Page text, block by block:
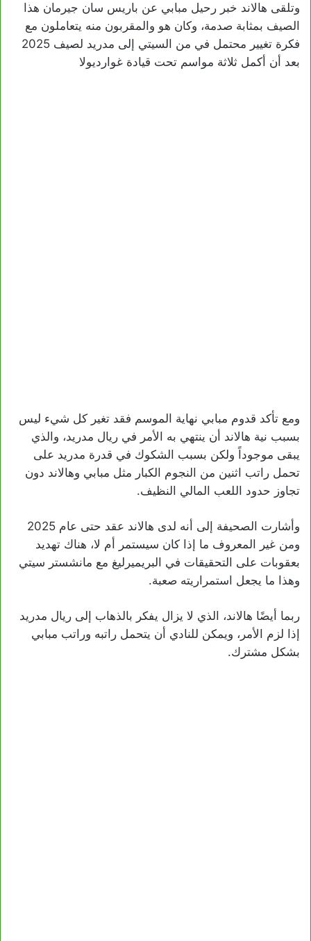
وتلقى هالاند خبر رحيل مبابي عن باريس سان جيرمان هذا
الصيف بمثابة صدمة، وكان هو والمقربون منه يتعاملون مع
فكرة تغيير محتمل في من السيتي إلى مدريد لصيف 2025
بعد أن أكمل ثلاثة مواسم تحت قيادة غوارديولا
ومع تأكد قدوم مبابي نهاية الموسم فقد تغير كل شيء ليس
بسبب نية هالاند أن ينتهي به الأمر في ريال مدريد، والذي
يبقى موجوداً ولكن بسبب الشكوك في قدرة مدريد على
تحمل راتب اثنين من النجوم الكبار مثل مبابي وهالاند دون
تجاوز حدود اللعب المالي النظيف.
وأشارت الصحيفة إلى أنه لدى هالاند عقد حتى عام 2025
ومن غير المعروف ما إذا كان سيستمر أم لا، هناك تهديد
بعقوبات على التحقيقات في البريميرليغ مع مانشستر سيتي
وهذا ما يجعل استمراريته صعبة.
ربما أيضًا هالاند، الذي لا يزال يفكر بالذهاب إلى ريال مدريد
إذا لزم الأمر، ويمكن للنادي أن يتحمل راتبه وراتب مبابي
بشكل مشترك.